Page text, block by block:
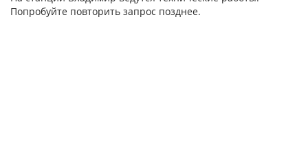
Попробуйте повторить запрос позднее.